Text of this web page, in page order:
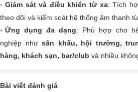
Giám sát và điều khiển từ xa: Tích
theo dõi và kiểm soát hệ thống âm thanh
Ứng dụng đa dạng: Phù hợp cho
nghiệp như sân khấu, hội trường,
hàng, khách sạn, bar/club và nhiều
Bài viết đánh giá